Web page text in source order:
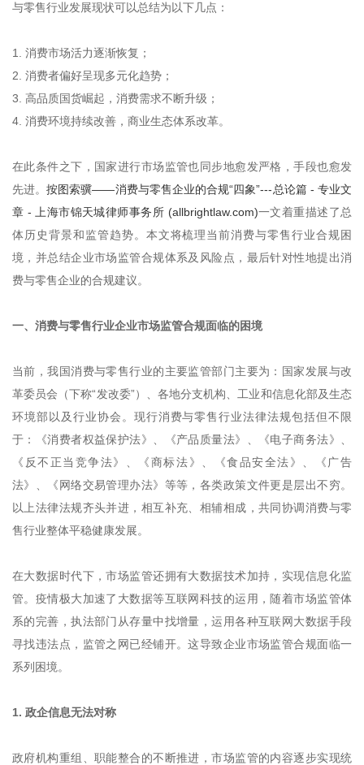
与零售行业发展现状可以总结为以下几点：
1. 消费市场活力逐渐恢复；
2. 消费者偏好呈现多元化趋势；
3. 高品质国货崛起，消费需求不断升级；
4. 消费环境持续改善，商业生态体系改革。
在此条件之下，国家进行市场监管也同步地愈发严格，手段也愈发
先进。按图索骥——消费与零售企业的合规“四象”---总论篇 - 专业文
章 - 上海市锦天城律师事务所 (allbrightlaw.com)一文着重描述了总
体历史背景和监管趋势。本文将梳理当前消费与零售行业合规困
境，并总结企业市场监管合规体系及风险点，最后针对性地提出消
费与零售企业的合规建议。
一、消费与零售行业企业市场监管合规面临的困境
当前，我国消费与零售行业的主要监管部门主要为：国家发展与改
革委员会（下称“发改委”）、各地分支机构、工业和信息化部及生态
环境部以及行业协会。现行消费与零售行业法律法规包括但不限
于：《消费者权益保护法》、《产品质量法》、《电子商务法》、
《反不正当竞争法》、《商标法》、《食品安全法》、《广告
法》、《网络交易管理办法》等等，各类政策文件更是层出不穷。
以上法律法规齐头并进，相互补充、相辅相成，共同协调消费与零
售行业整体平稳健康发展。
在大数据时代下，市场监管还拥有大数据技术加持，实现信息化监
管。疫情极大加速了大数据等互联网科技的运用，随着市场监管体
系的完善，执法部门从存量中找增量，运用各种互联网大数据手段
寻找违法点，监管之网已经铺开。这导致企业市场监管合规面临一
系列困境。
1. 政企信息无法对称
政府机构重组、职能整合的不断推进，市场监管的内容逐步实现统